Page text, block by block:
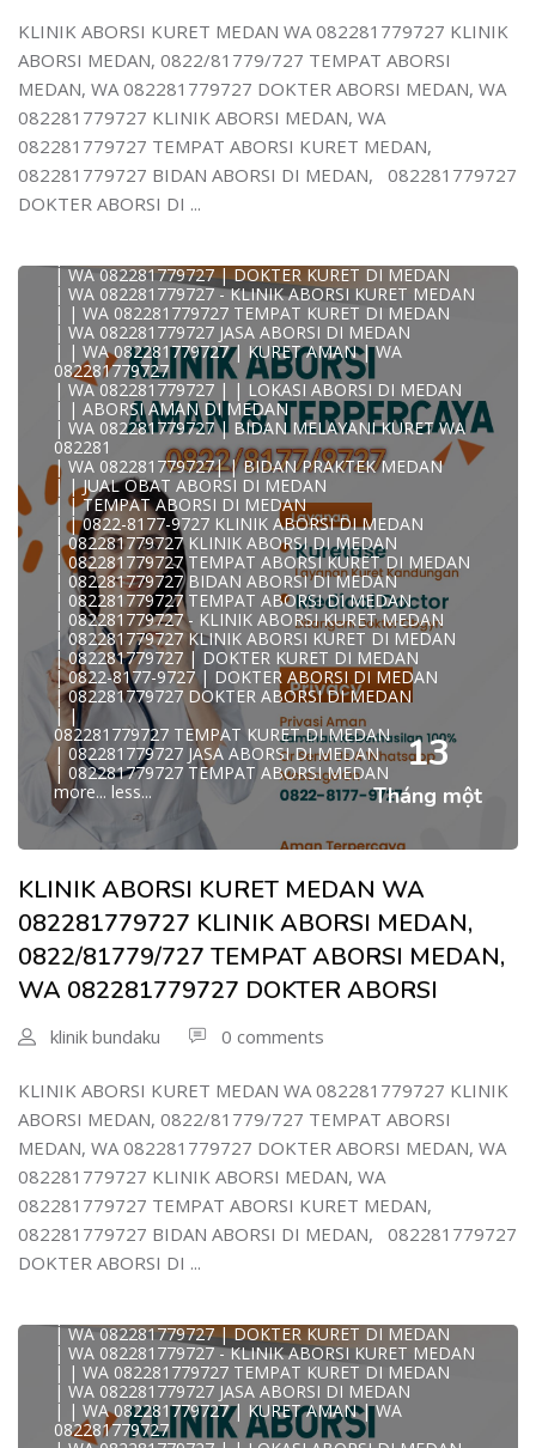
KLINIK ABORSI KURET MEDAN WA 082281779727 KLINIK
ABORSI MEDAN, 0822/81779/727 TEMPAT ABORSI
MEDAN, WA 082281779727 DOKTER ABORSI MEDAN, WA
082281779727 KLINIK ABORSI MEDAN, WA
082281779727 TEMPAT ABORSI KURET MEDAN,
082281779727 BIDAN ABORSI DI MEDAN, 082281779727
DOKTER ABORSI DI ...
0822817797
| WA 082281779727BIDAN PRAKTEK MEDAN
JUAL OBAT ABORSI DI MEDAN
| TEMPAT ABORSI DI MEDAN
| HTTPS://WA.ME/6282281779727 WA 082-281-779-727 K
| WA 082281779727 KLINIK ABORSI KURET DI MEDAN
| WA 082281779727 TEMPAT ABORSI DI MEDAN
| WA 082281779727 BIDAN ABORSI DI MEDAN
| WA 082281779727 TEMPAT ABORSI MEDAN
| 0822-8177-9727 DOKTER ABORSI DI MEDAN
| WA 082281779727 TEMPAT ABORSI KURET DI MEDAN
| WA 082281779727 | DOKTER KURET DI MEDAN
| WA 082281779727 - KLINIK ABORSI KURET MEDAN
| | WA 082281779727 TEMPAT KURET DI MEDAN
| WA 082281779727 JASA ABORSI DI MEDAN
| | WA 082281779727 | KURET AMAN | WA
082281779727
| WA 082281779727 | | LOKASI ABORSI DI MEDAN
| | ABORSI AMAN DI MEDAN
| WA 082281779727 | BIDAN MELAYANI KURET WA
082281
| WA 082281779727| | BIDAN PRAKTEK MEDAN
| | JUAL OBAT ABORSI DI MEDAN
| | TEMPAT ABORSI DI MEDAN
| | 0822-8177-9727 KLINIK ABORSI DI MEDAN
| 082281779727 KLINIK ABORSI DI MEDAN
| 082281779727 TEMPAT ABORSI KURET DI MEDAN
| 082281779727 BIDAN ABORSI DI MEDAN
| 082281779727 TEMPAT ABORSI DI MEDAN
| 082281779727 - KLINIK ABORSI KURET MEDAN
| 082281779727 KLINIK ABORSI KURET DI MEDAN
| 082281779727 | DOKTER KURET DI MEDAN
| 0822-8177-9727 | DOKTER ABORSI DI MEDAN
| 082281779727 DOKTER ABORSI DI MEDAN
| |
082281779727 TEMPAT KURET DI MEDAN
| 082281779727 JASA ABORSI DI MEDAN
| 082281779727 TEMPAT ABORSI MEDAN
more... less...
13
Tháng một
KLINIK ABORSI KURET MEDAN WA
082281779727 KLINIK ABORSI MEDAN,
0822/81779/727 TEMPAT ABORSI MEDAN,
WA 082281779727 DOKTER ABORSI
klinik bundaku 0 comments
KLINIK ABORSI KURET MEDAN WA 082281779727 KLINIK
ABORSI MEDAN, 0822/81779/727 TEMPAT ABORSI
MEDAN, WA 082281779727 DOKTER ABORSI MEDAN, WA
082281779727 KLINIK ABORSI MEDAN, WA
082281779727 TEMPAT ABORSI KURET MEDAN,
082281779727 BIDAN ABORSI DI MEDAN, 082281779727
DOKTER ABORSI DI ...
KLINIK ABORSI KURET MEDAN WA 082281779727 KLINIK
A
0822/81779/727 TEMPAT ABORSI MEDAN
WA 082281779727 DOKTER ABORSI MEDAN
WA 082281779727 KLINIK ABORSI MEDAN
WA 082281779727 TEMPAT ABORSI KURET MEDAN
082281779727 BIDAN ABORSI DI MEDAN
082281779727 DOKTER ABORSI DI MEDAN
WA 0822*81779*727 TEMPAT ABORSI MEDAN
WA 082281779727 DOKTER KURET DI MEDAN
WA 082281779727 TEMPAT KURET DI MEDAN
WA 082281779727 JASA ABORSI DI MEDAN
| WA 082-281-779-727 KURET AMAN WA 082281779727
TE
| WA 082-281-779-727 LOKASI ABORSI DI MEDAN
082-281-779-727 ABORSI AMAN DI MEDAN
| WA 082281779727 BIDAN MELAYANI KURET WA
08228177
WA 082281779727 BIDAN PRAKTEK MEDAN
| KLINIK ABORSI MEDAN
WA 082281779727 TEMPAT ABORSI DI MEDAN
| 082281779727 KLINIK ABORSI MEDAN
| WA 0822-8177-9727 DOKTER ABORSI DI MEDAN
| WA 082*2817797*27 BIDAN ABORSI DI MEDAN
| WA 0822*81779*727 KLINIK KURET DI MEDAN
WA 082281779727 KURET AMAN | WA 082281779727
KLINI
| WA 082/281779/727 KLINIK ABORSI KURET DI MEDAN
| WA 082281779727 DOKTER KURET DI MEDAN
WA 082281779727 DOKTER ABORSI DI MEDAN
| WA 08228*1779*727 TEMPAT KURET DI MEDAN
| WA )082281779727) JASA ABORSI DI MEDAN
| WA 0822#8177#9727 TEMPAT ABORSI MEDAN
| ABORSI AMAN DI MEDAN
| WA 082281779727 TEMPAT KURET MEDAN
0822817797
| WA 082281779727BIDAN PRAKTEK MEDAN
JUAL OBAT ABORSI DI MEDAN
| TEMPAT ABORSI DI MEDAN
| HTTPS://WA.ME/6282281779727 WA 082-281-779-727 K
| WA 082281779727 KLINIK ABORSI KURET DI MEDAN
| WA 082281779727 TEMPAT ABORSI DI MEDAN
| WA 082281779727 BIDAN ABORSI DI MEDAN
| WA 082281779727 TEMPAT ABORSI MEDAN
| 0822-8177-9727 DOKTER ABORSI DI MEDAN
| WA 082281779727 TEMPAT ABORSI KURET DI MEDAN
| WA 082281779727 | DOKTER KURET DI MEDAN
| WA 082281779727 - KLINIK ABORSI KURET MEDAN
| | WA 082281779727 TEMPAT KURET DI MEDAN
| WA 082281779727 JASA ABORSI DI MEDAN
| | WA 082281779727 | KURET AMAN | WA
082281779727
KLINIK ABORSI KURET MEDAN WA 082281779727 KLINIK
A